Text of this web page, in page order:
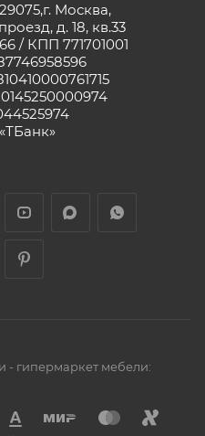
Москва,
д. 18, кв.33
/ КПП 771701001
- гипермаркет мебели: